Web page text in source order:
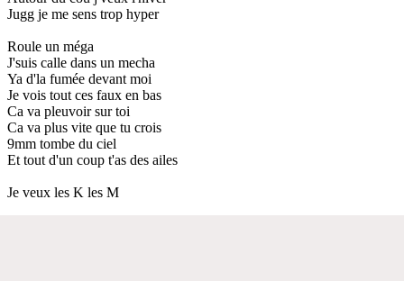
Jugg je me sens trop hyper
Roule un méga
J'suis calle dans un mecha
Ya d'la fumée devant moi
Je vois tout ces faux en bas
Ca va pleuvoir sur toi
Ca va plus vite que tu crois
9mm tombe du ciel
Et tout d'un coup t'as des ailes
Je veux les K les M